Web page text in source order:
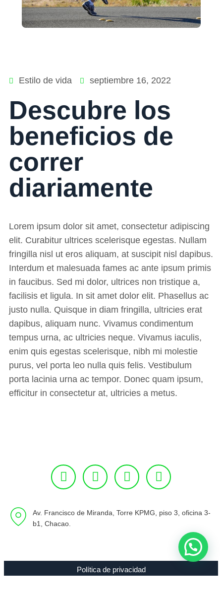
Estilo de vida septiembre 16, 2022
Descubre los
beneficios de
correr
diariamente
Lorem ipsum dolor sit amet, consectetur adipiscing
elit. Curabitur ultrices scelerisque egestas. Nullam
fringilla nisl ut eros aliquam, at suscipit nisl dapibus.
Interdum et malesuada fames ac ante ipsum primis
in faucibus. Sed mi dolor, ultrices non tristique a,
facilisis et ligula. In sit amet dolor elit. Phasellus ac
justo nulla. Quisque in diam fringilla, ultricies erat
dapibus, aliquam nunc. Vivamus condimentum
tempus urna, ac ultricies neque. Vivamus iaculis,
enim quis egestas scelerisque, nibh mi molestie
purus, vel porta leo nulla quis felis. Vestibulum
porta lacinia urna ac tempor. Donec quam ipsum,
efficitur in consectetur at, ultricies a metus.
Av. Francisco de Miranda, Torre KPMG, piso 3, oficina 3-
b1, Chacao.
Política de privacidad